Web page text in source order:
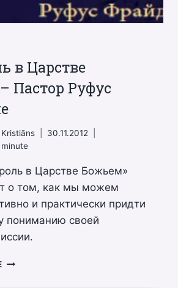
в Царстве
Пастор Руфус
30.11.2012
minute
в Царстве Божьем»
о том, как мы можем
и практически придти
пониманию своей
“ТВОЯ